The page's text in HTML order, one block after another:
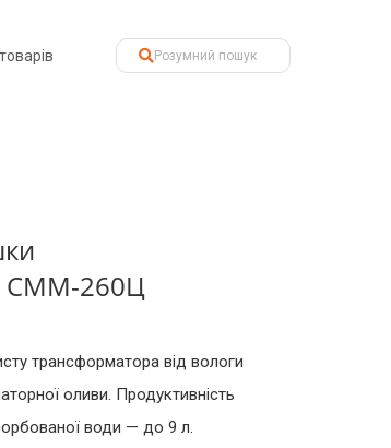
СММ-260Ц
трансформатора від вологи
оливи. Продуктивність
води — до 9 л.